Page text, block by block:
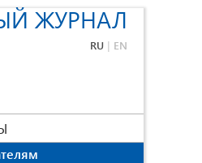
ЖУРНАЛ
RU | EN